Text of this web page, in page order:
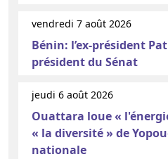
vendredi 7 août 2026
Bénin: l’ex-président
président du Sénat
jeudi 6 août 2026
Ouattara loue «
« la diversité » de
nationale